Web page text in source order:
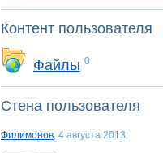
Контент пользователя
Файлы 0
Стена пользователя
Филимонов, 4 августа 2013: